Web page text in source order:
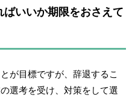
いいか期限をおさえて
が目標ですが、辞退するこ
選考を受け、対策をして選